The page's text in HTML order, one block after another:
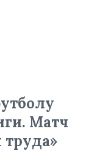
Матч